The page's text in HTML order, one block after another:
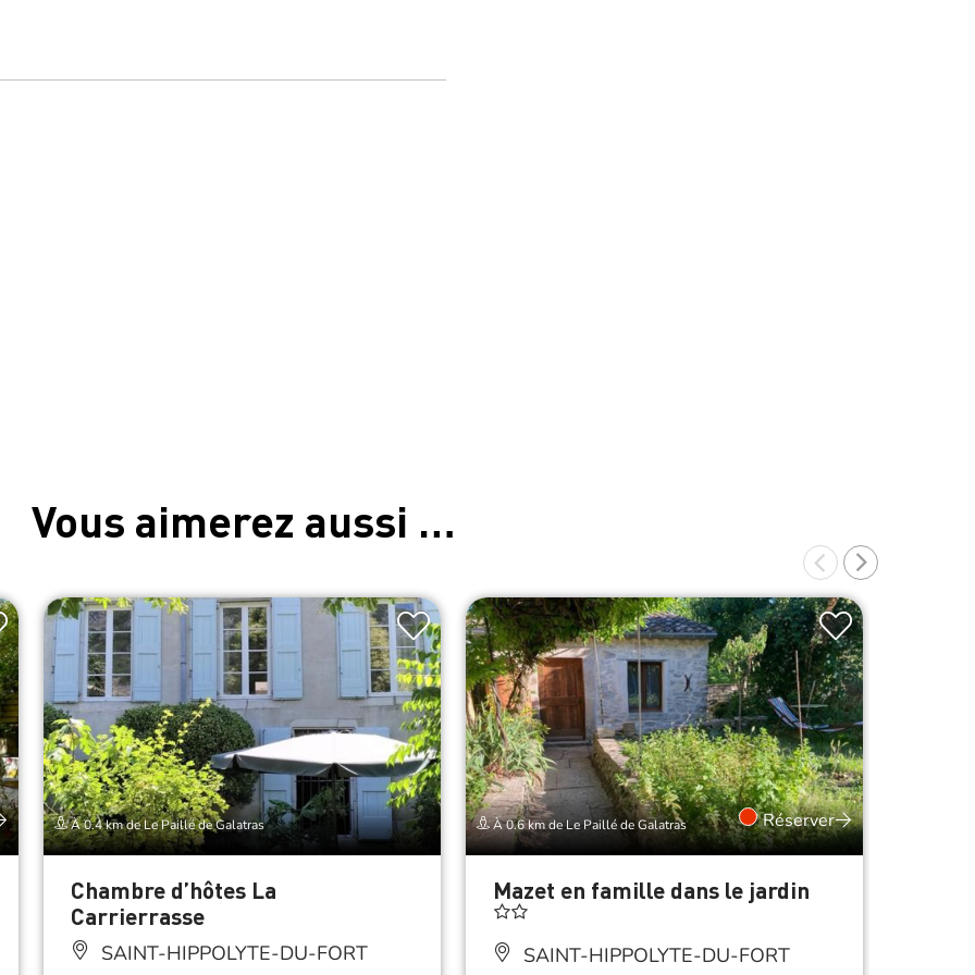
Vous aimerez aussi …
À 0.4 km de Le Paillé de Galatras
Chambre d’hôtes La
Carrierrasse
SAINT-HIPPOLYTE-DU-FORT
À 0.6 km de Le Paillé de Galatras Réserver
Mazet en famille dans le jardin
SAINT-HIPPOLYTE-DU-FORT